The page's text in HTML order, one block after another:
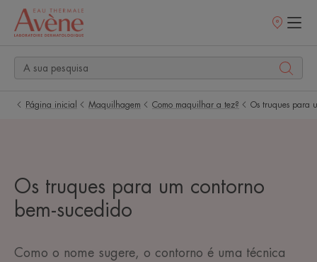
Pontos
Página inicial Maquilhagem Como maquilhar a tez? Os truques para
Os truques para um contorno
bem-sucedido
Como o nome sugere, o contorno é uma técnica